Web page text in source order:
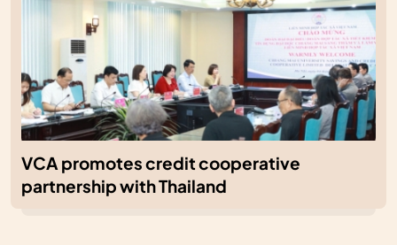
VCA promotes credit cooperative
partnership with Thailand